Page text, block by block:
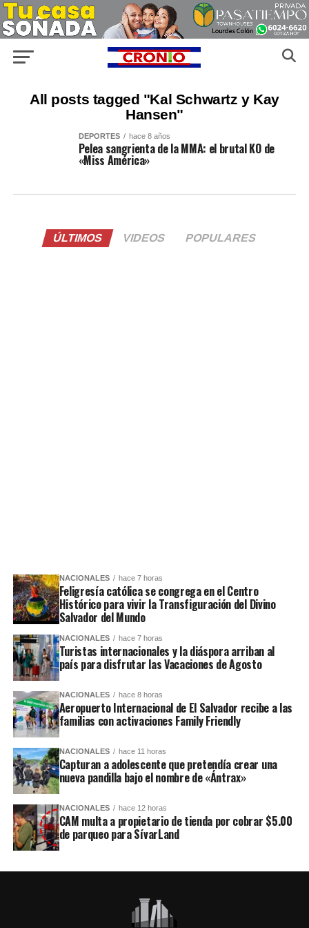
All posts tagged "Kal Schwartz y Kay
Hansen"
DEPORTES hace 8 años
Pelea sangrienta de la MMA: el brutal KO de
«Miss América»
ÚLTIMOS VIDEOS POPULARES
NACIONALES hace 7 horas
Feligresía católica se congrega en el Centro
Histórico para vivir la Transfiguración del Divino
Salvador del Mundo
NACIONALES hace 7 horas
Turistas internacionales y la diáspora arriban al
país para disfrutar las Vacaciones de Agosto
NACIONALES hace 8 horas
Aeropuerto Internacional de El Salvador recibe a las
familias con activaciones Family Friendly
NACIONALES hace 11 horas
Capturan a adolescente que pretendía crear una
nueva pandilla bajo el nombre de «Ántrax»
NACIONALES hace 12 horas
CAM multa a propietario de tienda por cobrar $5.00
de parqueo para SívarLand